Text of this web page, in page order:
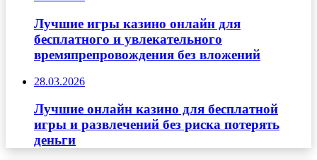
Лучшие игры казино онлайн для
бесплатного и увлекательного
времяпрепровождения без вложений
28.03.2026
Лучшие онлайн казино для бесплатной
игры и развлечений без риска потерять
деньги